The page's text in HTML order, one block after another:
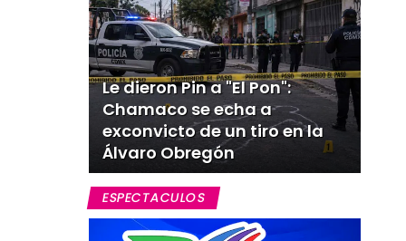
Le dieron Pin a "El Pon":
Chamaco se echa a
exconvicto de un tiro en la
Álvaro Obregón
ESPECTACULOS